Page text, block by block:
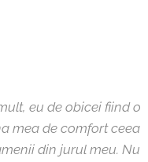
eu de obicei fiind o
mea de comfort ceea
din jurul meu. Nu